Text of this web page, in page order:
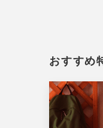
おすすめ